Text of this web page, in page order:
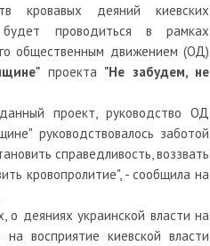
кровавых деяний киевских
будет проводиться в рамках
общественным движением (ОД)
проекта "Не забудем, не
проект, руководство ОД
руководствовалось заботой
справедливость, воззвать
кровопролитие", - сообщила на
о деяниях украинской власти на
восприятие киевской власти